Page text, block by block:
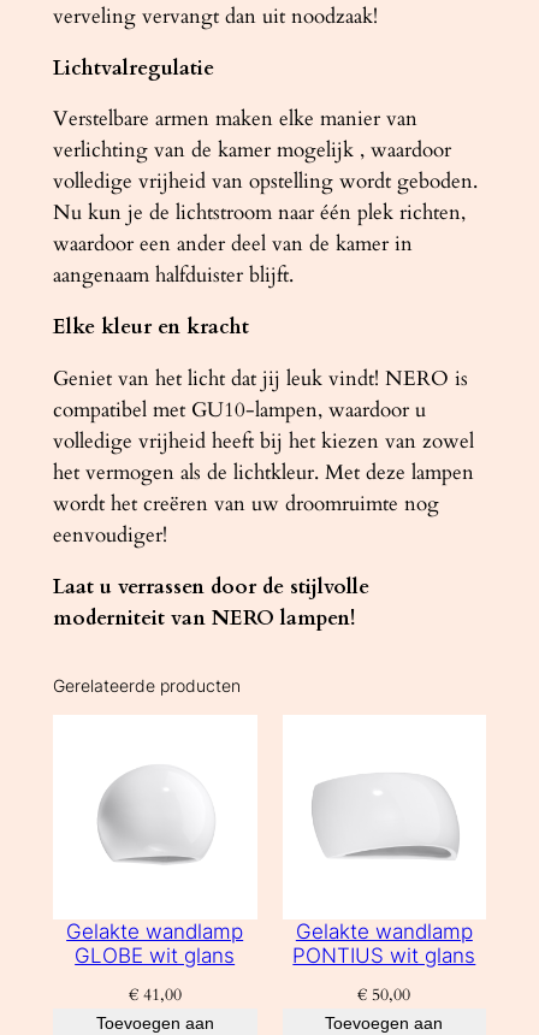
verveling vervangt dan uit noodzaak!
Lichtvalregulatie
Verstelbare armen maken elke manier van
verlichting van de kamer mogelijk , waardoor
volledige vrijheid van opstelling wordt geboden.
Nu kun je de lichtstroom naar één plek richten,
waardoor een ander deel van de kamer in
aangenaam halfduister blijft.
Elke kleur en kracht
Geniet van het licht dat jij leuk vindt! NERO is
compatibel met GU10-lampen, waardoor u
volledige vrijheid heeft bij het kiezen van zowel
het vermogen als de lichtkleur. Met deze lampen
wordt het creëren van uw droomruimte nog
eenvoudiger!
Laat u verrassen door de stijlvolle
moderniteit van NERO lampen!
Gerelateerde producten
Gelakte wandlamp
GLOBE wit glans
€41,00
Toevoegen aan
Gelakte wandlamp
PONTIUS wit glans
€ 50,00
Toevoegen aan